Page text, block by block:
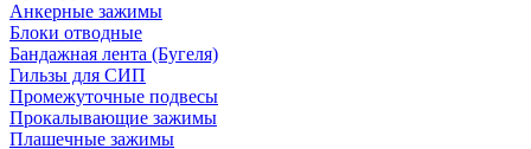
Анкерные зажимы
Блоки отводные
Бандажная лента (Бугеля)
Гильзы для СИП
Промежуточные подвесы
Прокалывающие зажимы
Плашечные зажимы